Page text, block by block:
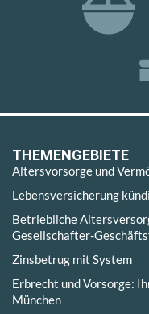
THEMENGEBIETE
Altersvorsorge und
Lebensversicherung
Betriebliche
Gesellschafter-
Zinsbetrug mit System
Erbrecht und Vorsorge:
München